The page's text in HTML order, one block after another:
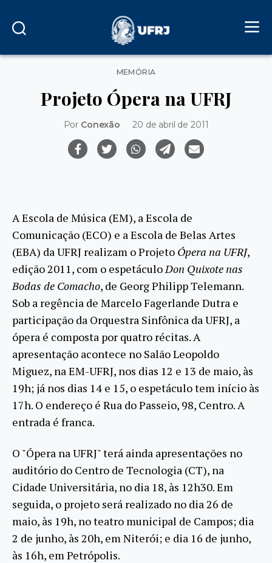
Categorias
MEMÓRIA
Projeto Ópera na UFRJ
Por Conexão 20 de abril de 2011
A Escola de Música (EM), a Escola de
Comunicação (ECO) e a Escola de Belas Artes
(EBA) da UFRJ realizam o Projeto Ópera na UFRJ,
edição 2011, com o espetáculoDon Quixote nas
Bodas de Comacho, de Georg Philipp Telemann.
Sob a regência de Marcelo Fagerlande Dutra e
participação da Orquestra Sinfônica da UFRJ, a
ópera é composta por quatro récitas. A
apresentação acontece no Salão Leopoldo
Miguez, na EM-UFRJ, nos dias 12 e 13 de maio, às
19h; já nos dias 14 e 15, o espetáculo tem início às
17h. O endereço é Rua do Passeio, 98, Centro. A
entrada é franca.
O "Ópera na UFRJ" terá ainda apresentações no
auditório do Centro de Tecnologia (CT), na
Cidade Universitária, no dia 18, às 12h30. Em
seguida, o projeto será realizado no dia 26 de
maio, às 19h, no teatro municipal de Campos; dia
2 de junho, às 20h, em Niterói; e dia 16 de junho,
às 16h, em Petrópolis.